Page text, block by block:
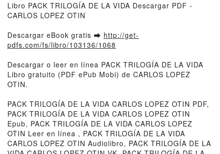
Libro PACK TRILOGÍA DE LA VIDA Descargar PDF -
CARLOS LOPEZ OTIN
Descargar eBook gratis ➡ http://get-
pdfs.com/fs/libro/103136/1068
Descargar o leer en línea PACK TRILOGÍA DE LA VIDA
Libro gratuito (PDF ePub Mobi) de CARLOS LOPEZ
OTIN.
PACK TRILOGÍA DE LA VIDA CARLOS LOPEZ OTIN PDF,
PACK TRILOGÍA DE LA VIDA CARLOS LOPEZ OTIN
Epub, PACK TRILOGÍA DE LA VIDA CARLOS LOPEZ
OTIN Leer en línea , PACK TRILOGÍA DE LA VIDA
CARLOS LOPEZ OTIN Audiolibro, PACK TRILOGÍA DE LA